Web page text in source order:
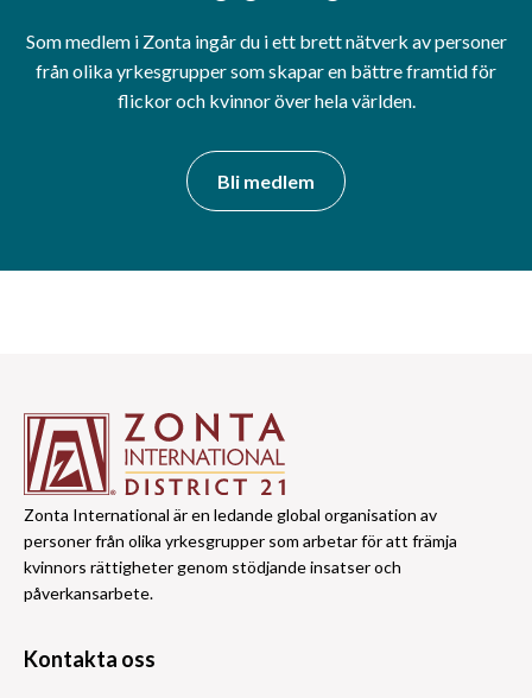
Som medlem i Zonta ingår du i ett brett nätverk av personer
från olika yrkesgrupper som skapar en bättre framtid för
flickor och kvinnor över hela världen.
Bli medlem
Zonta International är en ledande global organisation av
personer från olika yrkesgrupper som arbetar för att främja
kvinnors rättigheter genom stödjande insatser och
påverkansarbete.
Kontakta oss